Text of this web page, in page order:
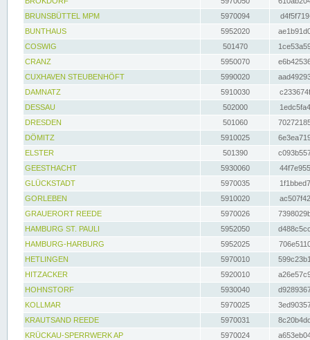
BRUNSBÜTTEL MPM
5970094
BUNTHAUS
5952020
COSWIG
501470
CRANZ
5950070
CUXHAVEN STEUBENHÖFT
5990020
DAMNATZ
5910030
DESSAU
502000
DRESDEN
501060
DÖMITZ
5910025
ELSTER
501390
GEESTHACHT
5930060
GLÜCKSTADT
5970035
GORLEBEN
5910020
GRAUERORT REEDE
5970026
HAMBURG ST. PAULI
5952050
HAMBURG-HARBURG
5952025
HETLINGEN
5970010
HITZACKER
5920010
HOHNSTORF
5930040
KOLLMAR
5970025
KRAUTSAND REEDE
5970031
KRÜCKAU-SPERRWERK AP
5970024